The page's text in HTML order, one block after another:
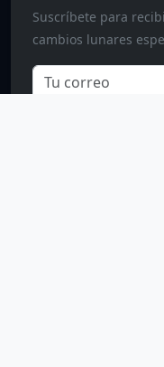
Suscríbete para
cambios lunares